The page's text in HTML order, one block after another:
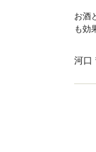
お酒
も効
河口